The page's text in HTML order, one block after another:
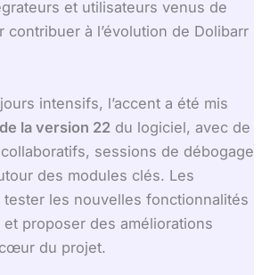
et utilisateurs venus de
contribuer à l’évolution de Dolibarr
intensifs, l’accent a été mis
la version 22 du logiciel, avec de
sessions de débogage
des modules clés. Les
les nouvelles fonctionnalités
proposer des améliorations
du projet.